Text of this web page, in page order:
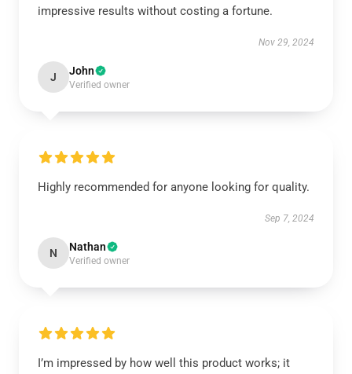
impressive results without costing a fortune.
Nov 29, 2024
J John
Verified owner
Highly recommended for anyone looking for quality.
Sep 7, 2024
N Nathan
Verified owner
I’m impressed by how well this product works; it